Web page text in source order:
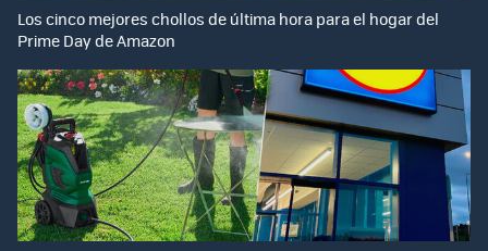
Los cinco mejores chollos de última hora para el hogar del
Prime Day de Amazon